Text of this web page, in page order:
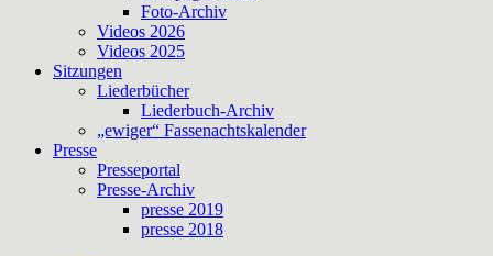
Foto-Archiv
Videos 2026
Videos 2025
Sitzungen
Liederbücher
Liederbuch-Archiv
„ewiger“ Fassenachtskalender
Presse
Presseportal
Presse-Archiv
presse 2019
presse 2018